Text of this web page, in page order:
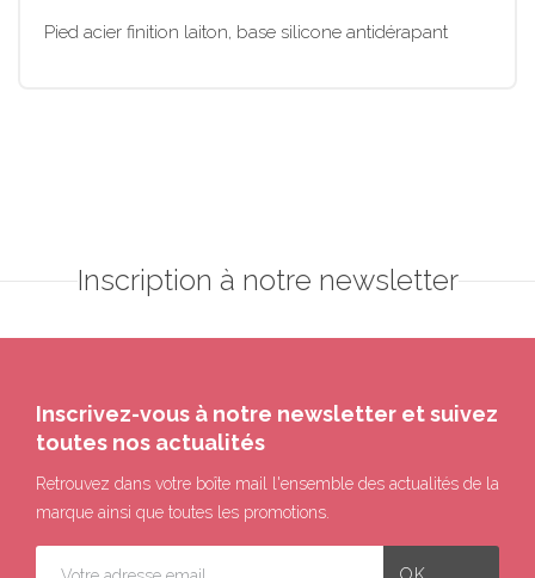
Pied acier finition laiton, base silicone antidérapant
Inscription à notre newsletter
Inscrivez-vous à notre newsletter et suivez
toutes nos actualités
Retrouvez dans votre boîte mail l'ensemble des actualités de la
marque ainsi que toutes les promotions.